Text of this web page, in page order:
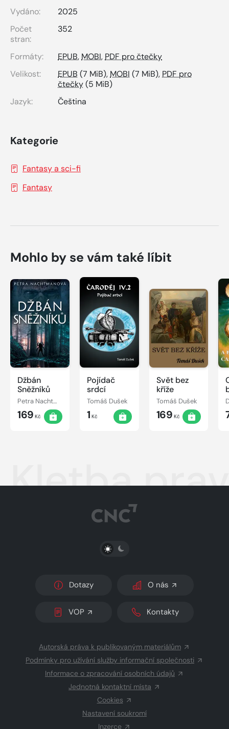
Vydáno:
2025
Počet
stran:
352
Formáty: EPUB, MOBI, PDF pro čtečky
Velikost:
EPUB (7 MiB), MOBI (7 MiB), PDF pro
čtečky(5 MiB)
Jazyk:
Čeština
Kategorie
Fantasy a sci-fi
Fantasy
Mohlo by se vám také líbit
Džbán
Sněžníků
Petra Nachtmanová
169 Kč
Pojídač
srdcí
Tomáš Dušek
1 Kč
Svět bez
kříže
Tomáš Dušek
169 Kč
Kletba
PŘEPNOUT SVĚTLÝ/TMAVÝ REŽIM
Dotazy O nás
VOP Kontakty
Autorská práva k publikovaným materiálům
Podmínky pro užívání služby informační společnosti
Informace o zpracování osobních údajů
Jednotná kontaktní místa
Cookies
Nastavení soukromí
Inzerce